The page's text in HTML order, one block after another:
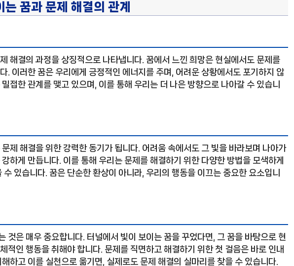
는 꿈과 문제 해결의 관계
해결의 과정을 상징적으로 나타냅니다. 꿈에서 느낀 희망은 현실에서도 문제를
. 이러한 꿈은 우리에게 긍정적인 에너지를 주며, 어려운 상황에서도 포기하지 않
접한 관계를 맺고 있으며, 이를 통해 우리는 더 나은 방향으로 나아갈 수 있습니
제 해결을 위한 강력한 동기가 됩니다. 어려움 속에서도 그 빛을 바라보며 나아가
하게 만듭니다. 이를 통해 우리는 문제를 해결하기 위한 다양한 방법을 모색하게
수 있습니다. 꿈은 단순한 환상이 아니라, 우리의 행동을 이끄는 중요한 요소입니
것은 매우 중요합니다. 터널에서 빛이 보이는 꿈을 꾸었다면, 그 꿈을 바탕으로 현
적인 행동을 취해야 합니다. 문제를 직면하고 해결하기 위한 첫 걸음은 바로 인내
하고 이를 실천으로 옮기면, 실제로도 문제 해결의 실마리를 찾을 수 있습니다.